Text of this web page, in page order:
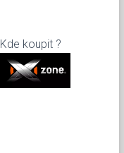
Kde koupit ?